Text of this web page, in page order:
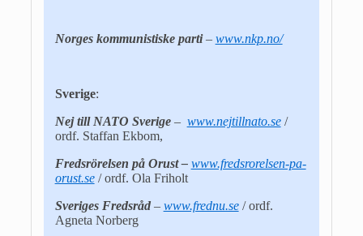
Norges kommunistiske parti– www.nkp.no/
Sverige:
Nej till NATO Sverige– www.nejtillnato.se/
ordf. Staffan Ekbom,
Fredsrörelsen på Orust – www.fredsrorelsen-pa-
orust.se/ ordf. Ola Friholt
Sveriges Fredsråd– www.frednu.se/ ordf.
Agneta Norberg